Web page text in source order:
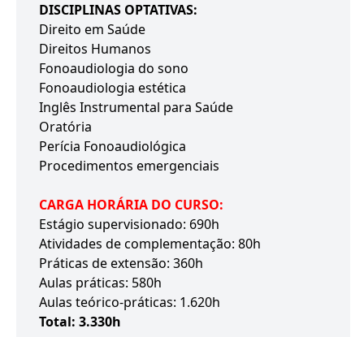
DISCIPLINAS OPTATIVAS:
Direito em Saúde
Direitos Humanos
Fonoaudiologia do sono
Fonoaudiologia estética
Inglês Instrumental para Saúde
Oratória
Perícia Fonoaudiológica
Procedimentos emergenciais
CARGA HORÁRIA DO CURSO:
Estágio supervisionado: 690h
Atividades de complementação: 80h
Práticas de extensão: 360h
Aulas práticas: 580h
Aulas teórico-práticas: 1.620h
Total: 3.330h